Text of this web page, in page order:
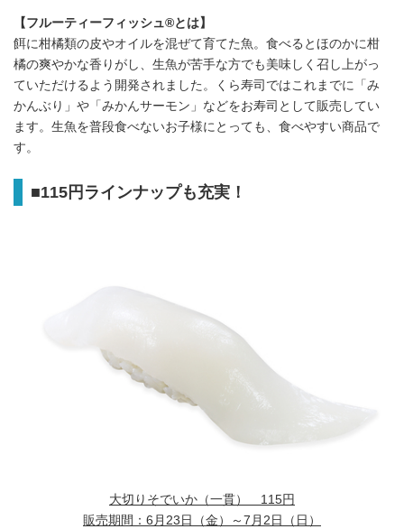
【フルーティーフィッシュ®とは】
餌に柑橘類の皮やオイルを混ぜて育てた魚。食べるとほのかに柑
橘の爽やかな香りがし、生魚が苦手な方でも美味しく召し上がっ
ていただけるよう開発されました。くら寿司ではこれまでに「み
かんぶり」や「みかんサーモン」などをお寿司として販売してい
ます。生魚を普段食べないお子様にとっても、食べやすい商品で
す。
■115円ラインナップも充実！
大切りそでいか（一貫） 115円
販売期間：6月23日（金）～7月2日（日）